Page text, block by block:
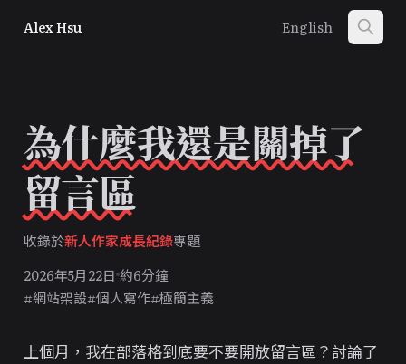
Alex Hsu English
為什麼我還是關掉了
留言區
收錄於新人作家成長紀錄專題
2026年5月22日 約6分鐘
#網站架設#個人寫作#極簡主義
上個月，我在部落格到底要不要開放留言區？ 討論了